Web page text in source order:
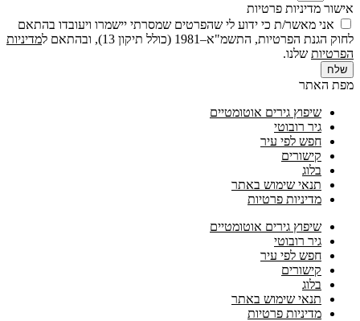
אישור מדיניות פרטיות
אני מאשר/ת כי ידוע לי שהפרטים שמסרתי יישמרו ויעובדו בהתאם
לחוק הגנת הפרטיות, התשמ"א–1981 (כולל תיקון 13), ובהתאם ל
מדיניות
הפרטיות שלנו.
שלח
מפת האתר
שיפוץ גירים אוטומטיים
גיר רובוטי
חפש לפי עיר
קישורים
בלוג
תנאי שימוש באתר
מדיניות פרטיות
שיפוץ גירים אוטומטיים
גיר רובוטי
חפש לפי עיר
קישורים
בלוג
תנאי שימוש באתר
מדיניות פרטיות